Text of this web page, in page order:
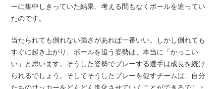
ーに集中しきっていた結果、考える間もなくボールを追ってい
たのです。
当たられても倒れない強さがあれば一番いい。しかし倒れても
すぐに起き上がり、ボールを追う姿勢は、本当に「かっこい
い」と思います。そうした姿勢でプレーする選手は成長を続け
られるでしょう。そしてそうしたプレーを促すチームは、自分